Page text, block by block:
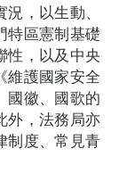
，以生動、
特區憲制基礎
性，以及中央
維護國家安全
國徽、國歌的
外，法務局亦
制度、常見青